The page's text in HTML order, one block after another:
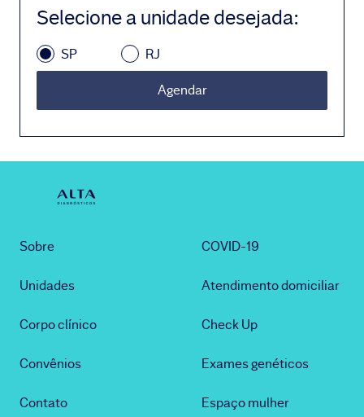
Selecione a unidade desejada:
SP RJ
Agendar
Sobre
Unidades
Corpo clínico
Convênios
Contato
COVID-19
Atendimento domiciliar
Check Up
Exames genéticos
Espaço mulher